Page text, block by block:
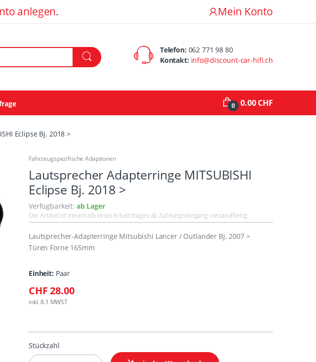
anlegen. Mein Konto
Telefon: 062 771 98 80
Kontakt: info@discount-car-hifi.ch
0 0.00 CHF
Eclipse Bj. 2018 >
Fahrzeugspezifische Adaptionen
Lautsprecher Adapterringe MITSUBISHI
Eclipse Bj. 2018 >
Verfügbarkeit: ab Lager
Der Artikel ist innerhalb eines Arbeitstages ab Zahlungseingang versandfertig.
Lautsprecher-Adapterringe Mitsubishi Lancer / Outlander Bj. 2007 >
Türen Forne 165mm
Einheit: Paar
CHF 28.00
inkl. 8.1 MWST
Stückzahl